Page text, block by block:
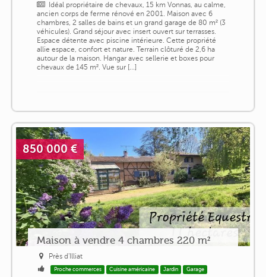
Idéal propriétaire de chevaux, 15 km Vonnas, au calme,
ancien corps de ferme rénové en 2001. Maison avec 6
chambres, 2 salles de bains et un grand garage de 80 m² (3
véhicules). Grand séjour avec insert ouvert sur terrasses.
Espace détente avec piscine intérieure. Cette propriété
allie espace, confort et nature. Terrain clôturé de 2,6 ha
autour de la maison. Hangar avec sellerie et boxes pour
chevaux de 145 m². Vue sur [...]
850 000 €
Maison à vendre 4 chambres 220 m²
Près d'Illiat
Proche commerces Cuisine américaine Jardin Garage